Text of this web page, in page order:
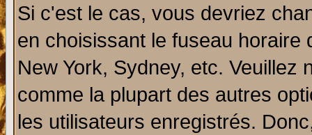
Si c'est le cas, vous devriez
en choisissant le fuseau
New York, Sydney, etc. Veuillez
comme la plupart des autres
les utilisateurs enregistrés.